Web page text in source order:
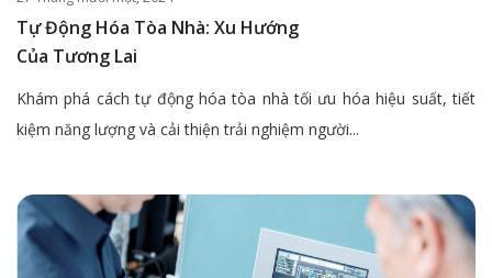
Tự Động Hóa Tòa Nhà: Xu Hướng
Của Tương Lai
Khám phá cách tự động hóa tòa nhà tối ưu hóa hiệu suất, tiết
kiệm năng lượng và cải thiện trải nghiệm người...